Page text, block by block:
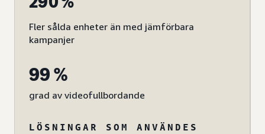
Fler sålda enheter än med jämförbara
kampanjer
99 %
grad av videofullbordande
LÖSNINGAR SOM ANVÄNDES